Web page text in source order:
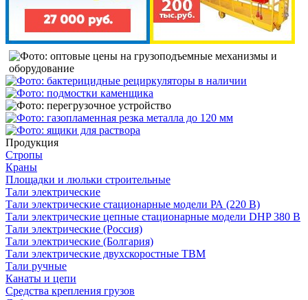
Продукция
Стропы
Краны
Площадки и люльки строительные
Тали электрические
Тали электрические стационарные модели РА (220 В)
Тали электрические цепные стационарные модели DHP 380 В
Тали электрические (Россия)
Тали электрические (Болгария)
Тали электрические двухскоростные TBM
Тали ручные
Канаты и цепи
Средства крепления грузов